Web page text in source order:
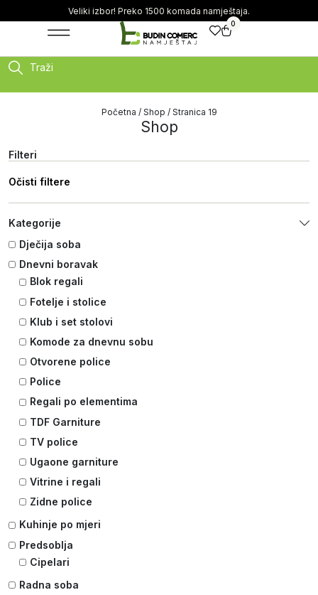
Veliki izbor! Preko 1500 komada namještaja.
0
Traži
Početna / Shop / Stranica 19
Shop
Filteri
Očisti filtere
Kategorije
Dječija soba
Dnevni boravak
Blok regali
Fotelje i stolice
Klub i set stolovi
Komode za dnevnu sobu
Otvorene police
Police
Regali po elementima
TDF Garniture
TV police
Ugaone garniture
Vitrine i regali
Zidne police
Kuhinje po mjeri
Predsoblja
Cipelari
Radna soba